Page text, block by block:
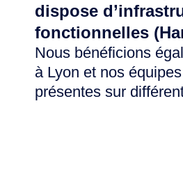
dispose
fonctionnelles
Nous bénéficions
à Lyon et nos
présentes sur